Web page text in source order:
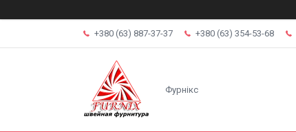
+380 (63) 887-37-37 +380 (63) 354-53-68
Фурнікс